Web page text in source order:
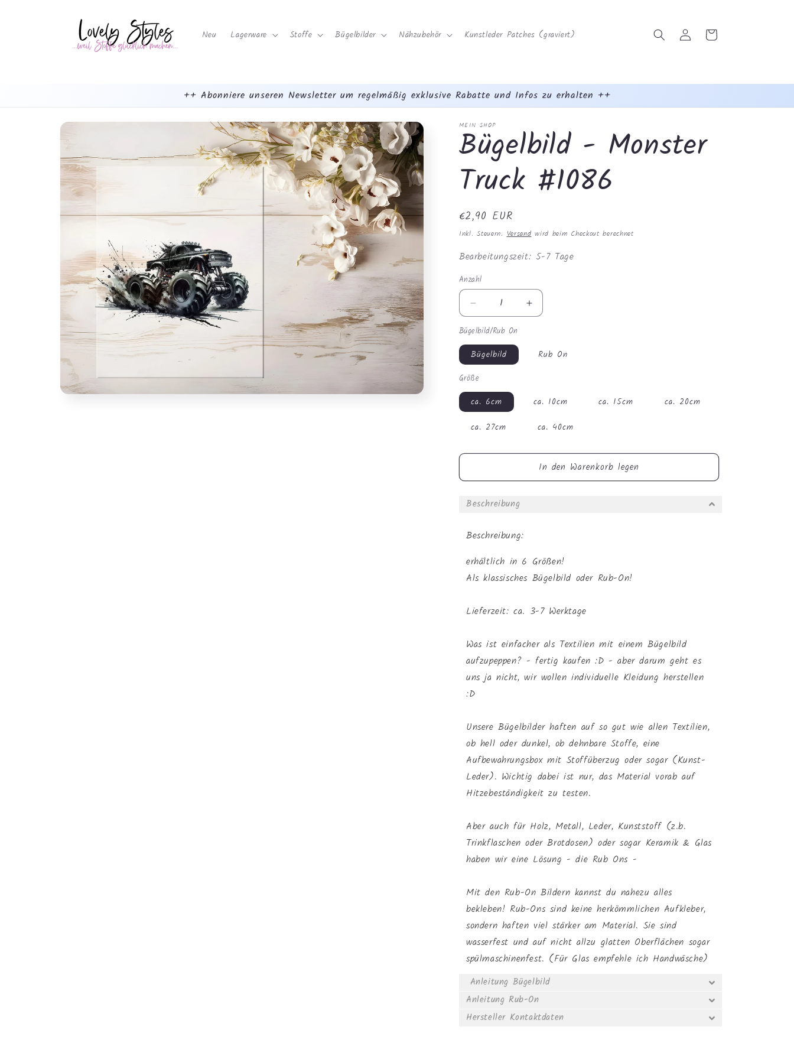
Neu Lagerware Stoffe Bügelbilder Nähzubehör Kunstleder Patches (graviert) Einloggen Warenkorb
++ Abonniere unseren Newsletter um regelmäßig exklusive Rabatte und Infos zu erhalten ++
MEIN SHOP
Bügelbild - Monster
Truck #1086
Normaler
Preis
€2,90 EUR
Inkl. Steuern.Versandwird beim Checkout berechnet
Bearbeitungszeit: 5-7 Tage
Anzahl
Anzahl
Verringere
die
Menge
für
Bügelbild
Monster
Truck
#1086
Erhöhe
die
Bügelbild
#1086
Bügelbild/Rub On
Bügelbild Rub On
Größe
ca. 6cm ca. 10cm ca. 15cm
ca. 20cm
ca. 27cm
ca. 40cm
In den Warenkorb legen
Beschreibung
Beschreibung:
erhältlich in 6 Größen!
Als klassisches Bügelbild oder Rub-On!
Lieferzeit: ca. 3-7 Werktage
Was ist einfacher als Textilien mit einem Bügelbild
aufzupeppen? - fertig kaufen :D - aber darum geht es
uns ja nicht, wir wollen individuelle Kleidung herstellen
:D
Unsere Bügelbilder haften auf so gut wie allen Textilien,
ob hell oder dunkel, ob dehnbare Stoffe, eine
Aufbewahrungsbox mit Stoffüberzug oder sogar (Kunst-
Leder). Wichtig dabei ist nur, das Material vorab auf
Hitzebeständigkeit zu testen.
Aber auch für Holz, Metall, Leder, Kunststoff (z.b.
Trinkflaschen oder Brotdosen) oder sogar Keramik & Glas
haben wir eine Lösung - die Rub Ons -
Mit den Rub-On Bildern kannst du nahezu alles
bekleben! Rub-Ons sind keine herkömmlichen Aufkleber,
sondern haften viel stärker am Material. Sie sind
wasserfest und auf nicht allzu glatten Oberflächen sogar
spülmaschinenfest. (Für Glas empfehle ich Handwäsche)
Anleitung Bügelbild
Anleitung Rub-On
Hersteller Kontaktdaten